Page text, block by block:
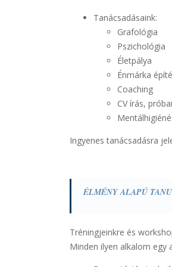
Tanácsadásaink:
Grafológia
Pszichológia
Életpálya
Énmárka
Coaching
CV írás,
Ingyenes tanácsadásra
ÉLMÉNY ALAPÚ
Tréningjeinkre és
Minden ilyen alkalom egy